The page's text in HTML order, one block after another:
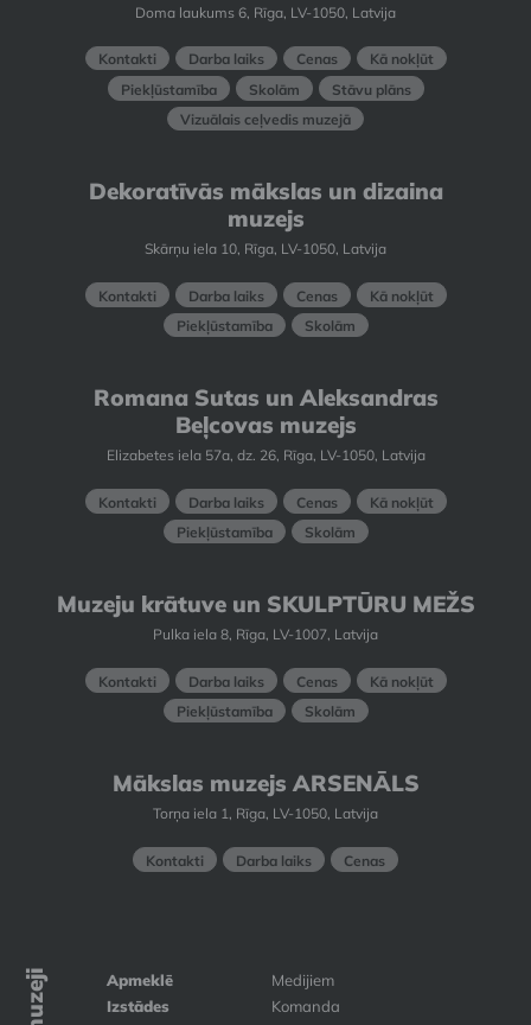
Doma laukums 6, Rīga, LV-1050, Latvija
Kontakti Darba laiks Cenas
Kā nokļūt
Piekļūstamība
Skolām
Stāvu plāns
Vizuālais ceļvedis muzejā
Dekoratīvās mākslas un dizaina
muzejs
Skārņu iela 10, Rīga, LV-1050, Latvija
Kontakti Darba laiks Cenas
Kā nokļūt
Piekļūstamība
Skolām
Romana Sutas un Aleksandras
Beļcovas muzejs
Elizabetes iela 57a, dz. 26, Rīga, LV-1050, Latvija
Kontakti Darba laiks Cenas
Kā nokļūt
Piekļūstamība
Skolām
Muzeju krātuve un SKULPTŪRU MEŽS
Pulka iela 8, Rīga, LV-1007, Latvija
Kontakti Darba laiks Cenas
Kā nokļūt
Piekļūstamība
Skolām
Mākslas muzejs ARSENĀLS
Torņa iela 1, Rīga, LV-1050, Latvija
Kontakti Darba laiks Cenas
Apmeklē
Izstādes
Medijiem
Komanda